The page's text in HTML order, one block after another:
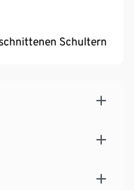
Schultern